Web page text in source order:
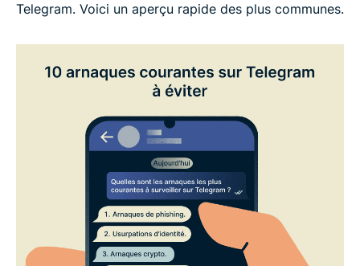
Telegram. Voici un aperçu rapide des plus communes.